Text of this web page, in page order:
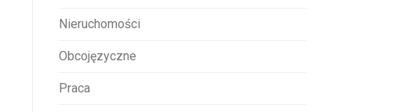
Nieruchomości
Obcojęzyczne
Praca